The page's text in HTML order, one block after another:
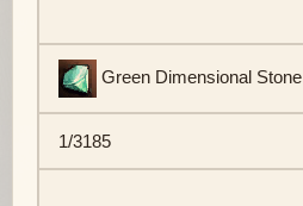
Green Dimensional Stone
1/3185